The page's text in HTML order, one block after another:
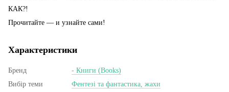
КАК?!
Прочитайте — и узнайте сами!
Характеристики
Бренд
- Книги (Books)
Вибір теми
Фентезі та фантастика, жахи